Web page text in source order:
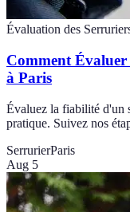
Évaluation des
Comment
à Paris
Évaluez la fiabilité d'un
pratique. Suivez nos
SerrurierParis
Aug 5